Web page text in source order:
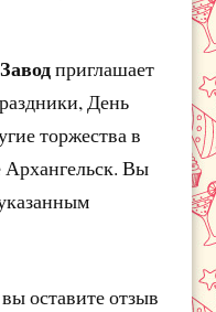
приглашает
День
торжества в
Архангельск. Вы
оставите отзыв